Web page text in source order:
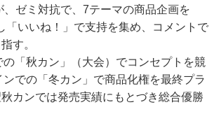
、ゼミ対抗で、7テーマの商品企画を
「いいね！」で支持を集め、コメントで
す。
の「秋カン」（大会）でコンセプトを競
での「冬カン」で商品化権を最終プラ
カンでは発売実績にもとづき総合優勝